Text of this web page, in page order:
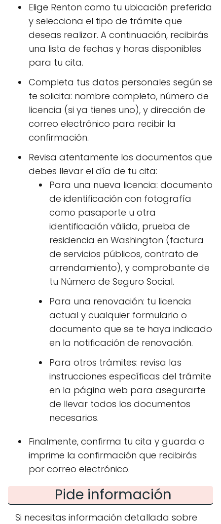
Elige Renton como tu ubicación preferida
y selecciona el tipo de trámite que
deseas realizar. A continuación, recibirás
una lista de fechas y horas disponibles
para tu cita.
Completa tus datos personales según se
te solicita: nombre completo, número de
licencia (si ya tienes uno), y dirección de
correo electrónico para recibir la
confirmación.
Revisa atentamente los documentos que
debes llevar el día de tu cita:
Para una nueva licencia: documento
de identificación con fotografía
como pasaporte u otra
identificación válida, prueba de
residencia en Washington (factura
de servicios públicos, contrato de
arrendamiento), y comprobante de
tu Número de Seguro Social.
Para una renovación: tu licencia
actual y cualquier formulario o
documento que se te haya indicado
en la notificación de renovación.
Para otros trámites: revisa las
instrucciones específicas del trámite
en la página web para asegurarte
de llevar todos los documentos
necesarios.
Finalmente, confirma tu cita y guarda o
imprime la confirmación que recibirás
por correo electrónico.
Pide información
Si necesitas información detallada sobre